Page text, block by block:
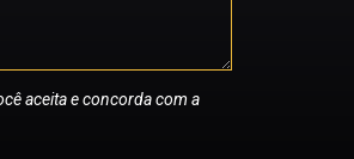
aceita e concorda com a